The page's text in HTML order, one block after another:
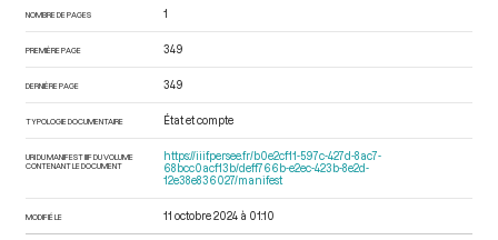
NOMBRE DE PAGES 1
PREMIÈRE PAGE 349
DERNIÈRE PAGE 349
TYPOLOGIE DOCUMENTAIRE État et compte
URI DU MANIFEST IIIF DU VOLUME
CONTENANT LE DOCUMENT
https://iiif.persee.fr/b0e2cf11-597c-427d-8ac7-
68bcc0acf13b/deff766b-e2ec-423b-8e2d-
12e38e836027/manifest
MODIFIÉ LE 11 octobre 2024 à 01:10